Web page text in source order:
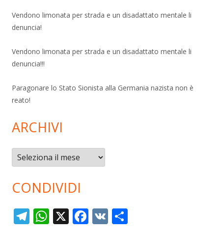
Vendono limonata per strada e un disadattato mentale li
denuncia!
Vendono limonata per strada e un disadattato mentale li
denuncia!!!
Paragonare lo Stato Sionista alla Germania nazista non è
reato!
ARCHIVI
Archivi
CONDIVIDI
T W X F V